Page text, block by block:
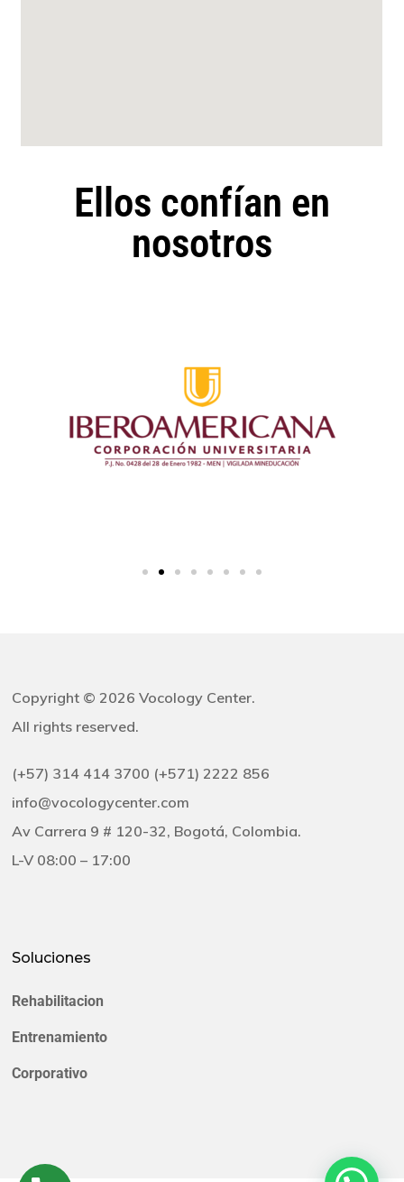
Ellos confían en
nosotros
Copyright © 2026 Vocology Center.
All rights reserved.
(+57) 314 414 3700 (+571) 2222 856
info@vocologycenter.com
Av Carrera 9 # 120-32, Bogotá, Colombia.
L-V 08:00 – 17:00
Soluciones
Rehabilitacion
Entrenamiento
Corporativo